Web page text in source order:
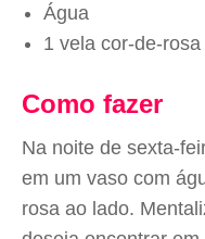
Água
1 vela cor-de-rosa
Como fazer
Na noite de sexta-
em um vaso com
rosa ao lado.